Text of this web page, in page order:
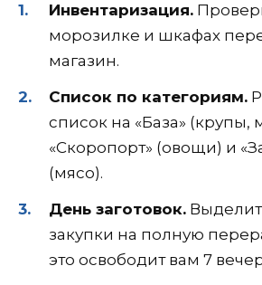
Инвентаризация.
морозилке и шкафах
магазин.
Список по категориям.
список на «База» (крупы,
«Скоропорт» (овощи) и
(мясо).
День заготовок.
закупки на полную
это освободит вам 7